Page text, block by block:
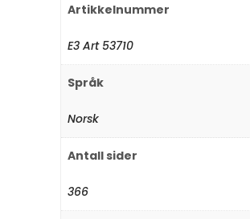
Artikkelnummer
E3 Art 53710
Språk
Norsk
Antall sider
366